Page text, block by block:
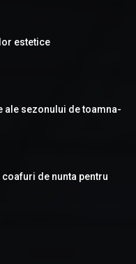
estetice
ale sezonului de toamna-
de nunta pentru